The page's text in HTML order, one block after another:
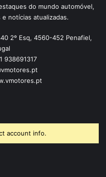
do mundo automóvel,
notícias atualizadas.
2º Esq, 4560-452 Penafiel,
938691317
account info.